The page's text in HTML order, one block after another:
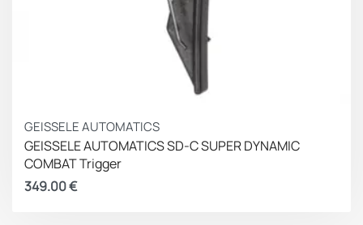
GEISSELE AUTOMATICS
GEISSELE AUTOMATICS SD-C SUPER DYNAMIC
COMBAT Trigger
349.00€